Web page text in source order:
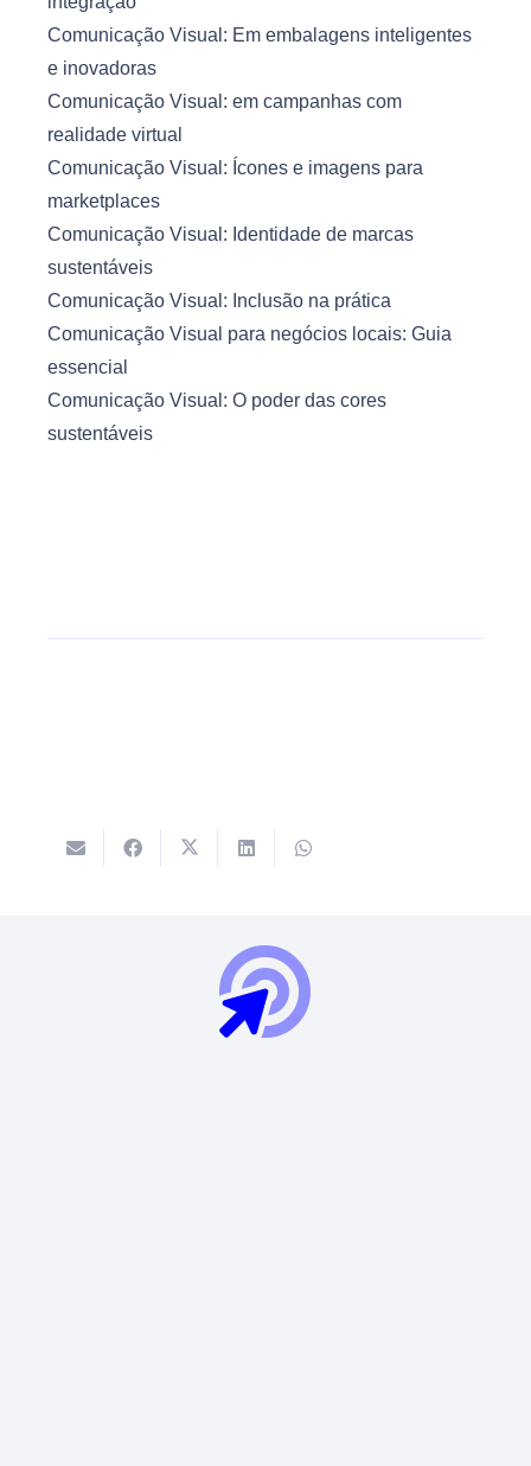
Comunicação Visual: Em embalagens inteligentes
e inovadoras
Comunicação Visual: em campanhas com
realidade virtual
Comunicação Visual: Ícones e imagens para
marketplaces
Comunicação Visual: Identidade de marcas
sustentáveis
Comunicação Visual: Inclusão na prática
Comunicação Visual para negócios locais: Guia
essencial
Comunicação Visual: O poder das cores
sustentáveis